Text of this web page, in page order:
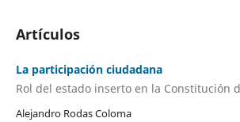
Artículos
La participación ciudadana
Rol del estado inserto en la Constitución
Alejandro Rodas Coloma